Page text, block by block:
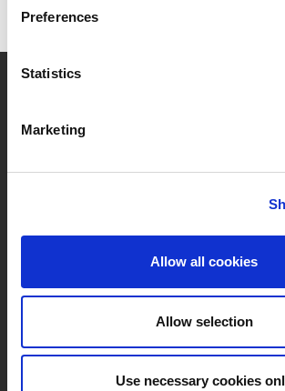
Preferences
Statistics
Marketing
Allow all cookies
Allow selection
Use necessary cookies
? Hebt u hulp nodig?
MERKEN & PRODUCTEN OVER
Ons Team